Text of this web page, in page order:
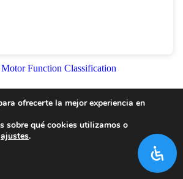
Motor Function Classification
ofrecerte la mejor experiencia en
sobre qué cookies utilizamos o
ajustes.